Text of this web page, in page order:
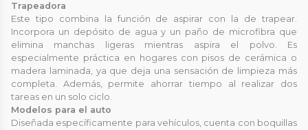
Trapeadora
Este tipo combina la función de aspirar con la de trapear.
Incorpora un depósito de agua y un paño de microfibra que
elimina manchas ligeras mientras aspira el polvo. Es
especialmente práctica en hogares con pisos de cerámica o
madera laminada, ya que deja una sensación de limpieza más
completa. Además, permite ahorrar tiempo al realizar dos
tareas en un solo ciclo.
Modelos para el auto
Diseñada específicamente para vehículos, cuenta con boquillas